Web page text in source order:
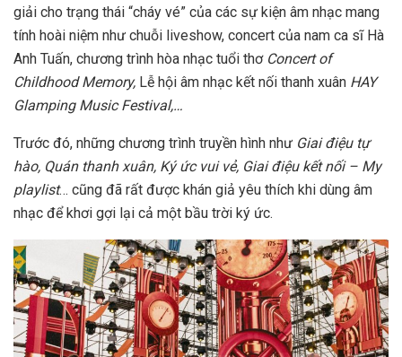
giải cho trạng thái “cháy vé” của các sự kiện âm nhạc mang
tính hoài niệm như chuỗi liveshow, concert của nam ca sĩ Hà
Anh Tuấn, chương trình hòa nhạc tuổi thơ Concert of
Childhood Memory, Lễ hội âm nhạc kết nối thanh xuân HAY
Glamping Music Festival,…
Trước đó, những chương trình truyền hình như Giai điệu tự
hào, Quán thanh xuân, Ký ức vui vẻ, Giai điệu kết nối – My
playlist… cũng đã rất được khán giả yêu thích khi dùng âm
nhạc để khơi gợi lại cả một bầu trời ký ức.